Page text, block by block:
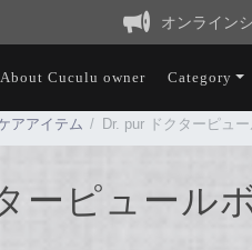
オンライン
About Cuculu owner Category
アアイテム Dr. pur ドクターピュ
ーピュール